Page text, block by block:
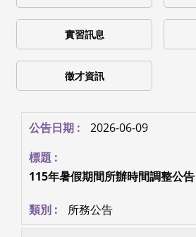
實習訊息
徵才資訊
2026-06-09
115年暑假期間所辦時間調整公告
所務公告